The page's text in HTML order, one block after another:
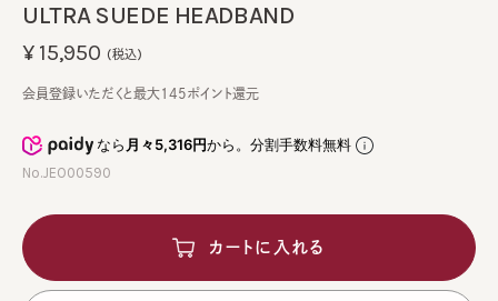
ULTRA SUEDE HEADBAND
なら月々5,316円から。分割手数料無料
No.JEO00590
¥15,950 (税込)
会員登録いただくと最大145ポイント還元
カートに入れる